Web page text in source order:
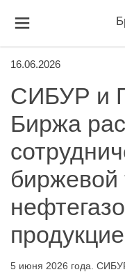
16.06.2026
СИБУР и
Биржа
биржевой
5 июня 2026 года.